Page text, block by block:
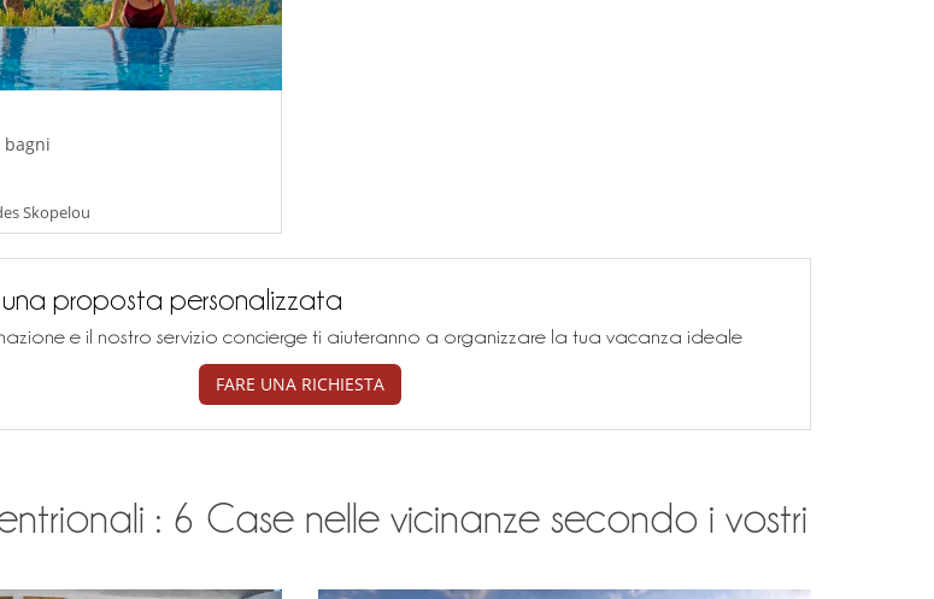
bagni
Skopelou
proposta personalizzata
e il nostro servizio concierge ti aiuteranno a organizzare la tua vacanza ideale
FARE UNA RICHIESTA
: 6 Case nelle vicinanze secondo i vostri